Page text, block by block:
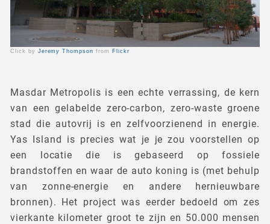
Click by Jeremy Thompson from Flickr
Masdar Metropolis is een echte verrassing, de kern
van een gelabelde zero-carbon, zero-waste groene
stad die autovrij is en zelfvoorzienend in energie.
Yas Island is precies wat je je zou voorstellen op
een locatie die is gebaseerd op fossiele
brandstoffen en waar de auto koning is (met behulp
van zonne-energie en andere hernieuwbare
bronnen). Het project was eerder bedoeld om zes
vierkante kilometer groot te zijn en 50.000 mensen